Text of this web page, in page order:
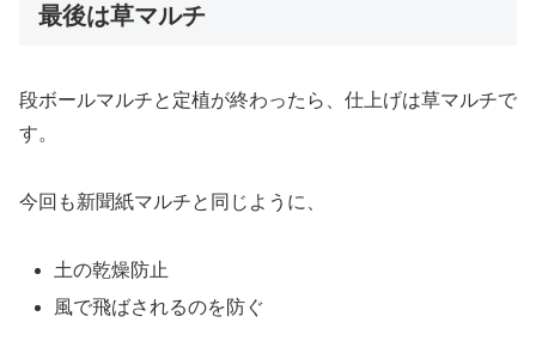
最後は草マルチ
段ボールマルチと定植が終わったら、仕上げは草マルチで
す。
今回も新聞紙マルチと同じように、
土の乾燥防止
風で飛ばされるのを防ぐ